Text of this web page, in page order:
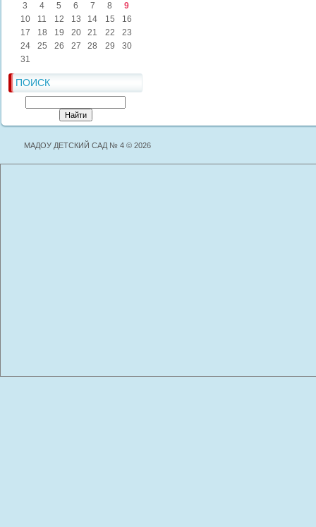
3
4 5 6 7 8
9
10
11 12 13 14 15
16
17
18 19 20 21 22
23
24
25 26 27 28 29
30
31
ПОИСК
МАДОУ ДЕТСКИЙ САД № 4 © 2026